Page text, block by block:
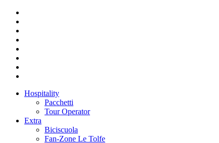
Hospitality
Pacchetti
Tour Operator
Extra
Biciscuola
Fan-Zone Le Tolfe